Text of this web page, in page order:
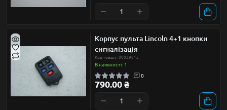
Корпус пульта Lincoln 4+1 кнопки
сигналізація
Код товару: 00039615
В наявності: 1
0
790.00 ₴